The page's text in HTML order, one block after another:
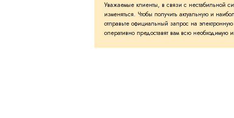
Уважаемые клиенты, в связи с нестабильной
изменяться. Чтобы получить актуальную и
отправьте официальный запрос на
оперативно предоставят вам всю необходимую